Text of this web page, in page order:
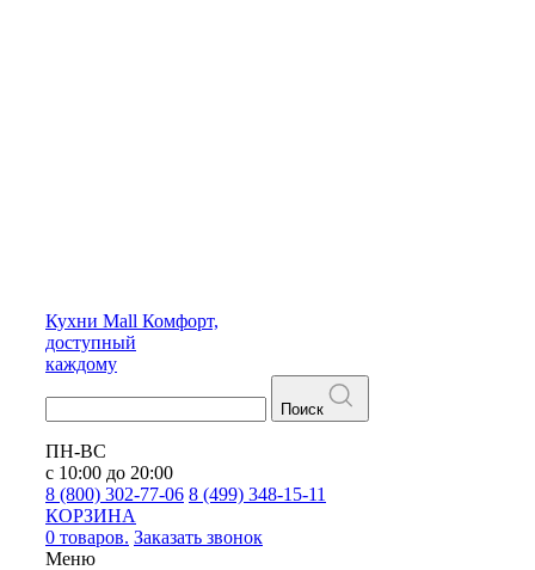
Кухни Mall Комфорт,
доступный
каждому
Поиск
ПН-ВС
с 10:00 до 20:00
8 (800) 302-77-06 8 (499) 348-15-11
КОРЗИНА
0 товаров. Заказать звонок
Меню